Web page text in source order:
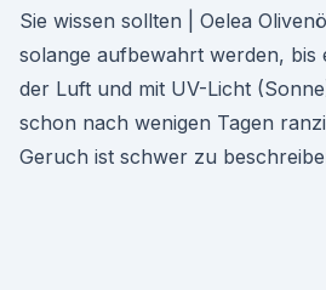
Sie wissen sollten | Oelea
solange aufbewahrt werden, bis
der Luft und mit UV-Licht
schon nach wenigen Tagen
Geruch ist schwer zu